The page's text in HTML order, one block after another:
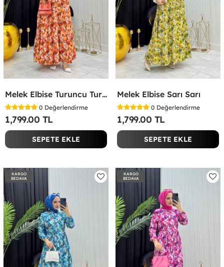
Melek Elbise Turuncu Turuncu
0 Değerlendirme
1,799.00 TL
SEPETE EKLE
Melek Elbise Sarı Sarı
0 Değerlendirme
1,799.00 TL
SEPETE EKLE
KARGO
BEDAVA
KARGO
BEDAVA